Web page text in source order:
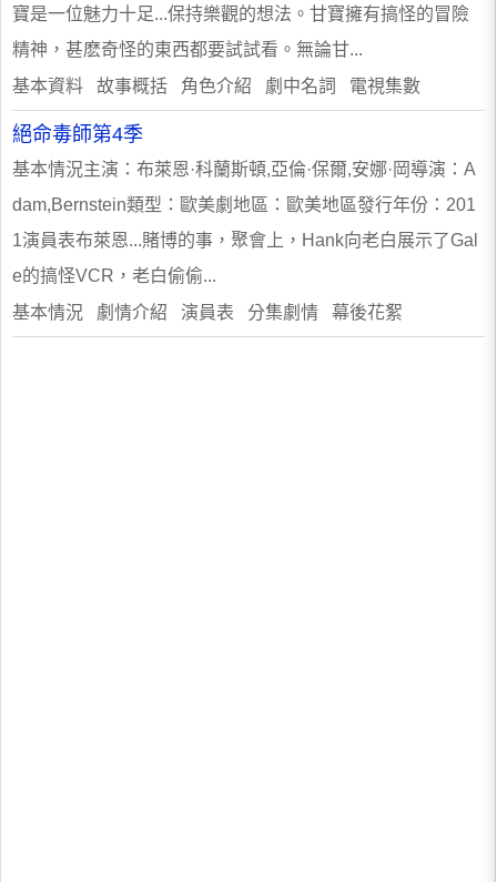
寶是一位魅力十足...保持樂觀的想法。甘寶擁有搞怪的冒險
精神，甚麽奇怪的東西都要試試看。無論甘...
基本資料 故事概括 角色介紹 劇中名詞 電視集數
絕命毒師第4季
基本情況主演：布萊恩·科蘭斯頓,亞倫·保爾,安娜·岡導演：A
dam,Bernstein類型：歐美劇地區：歐美地區發行年份：201
1演員表布萊恩...賭博的事，聚會上，Hank向老白展示了Gal
e的搞怪VCR，老白偷偷...
基本情況 劇情介紹 演員表 分集劇情 幕後花絮